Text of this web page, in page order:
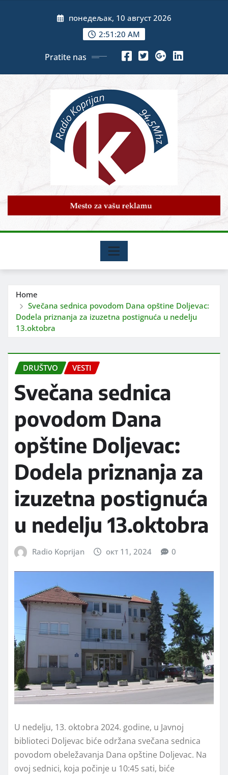
понедељак, 10 август 2026
2:51:21 AM
Pratite nas
Home
Svečana sednica povodom Dana opštine Doljevac:
Dodela priznanja za izuzetna postignuća u nedelju
13.oktobra
DRUŠTVO VESTI
Svečana sednica
povodom Dana
opštine Doljevac:
Dodela priznanja za
izuzetna postignuća
u nedelju 13.oktobra
Radio Koprijan окт 11, 2024 0
U nedelju, 13. oktobra 2024. godine, u Javnoj
biblioteci Doljevac biće održana svečana sednica
povodom obeležavanja Dana opštine Doljevac. Na
ovoj sednici, koja počinje u 10:45 sati, biće